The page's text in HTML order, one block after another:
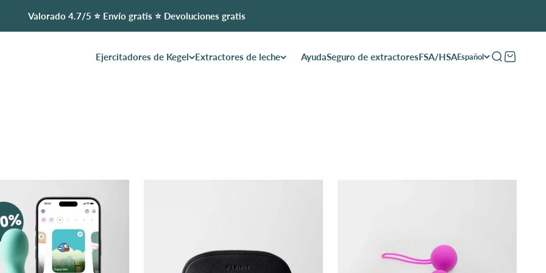
Valorado 4.7/5 ⭐️ Envío gratis ⭐️ Devoluciones gratis
Ejercitadores de Kegel Extractores de leche AyudaSeguro de extractoresFSA/HSAEspañol AbrirAbrir